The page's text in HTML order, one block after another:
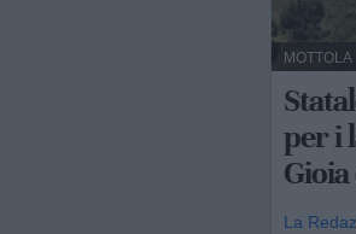
MOTTOLA
per i
La